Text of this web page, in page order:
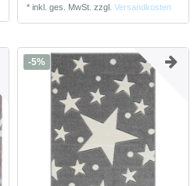
*inkl. ges. MwSt. zzgl.Versandkosten
-5%